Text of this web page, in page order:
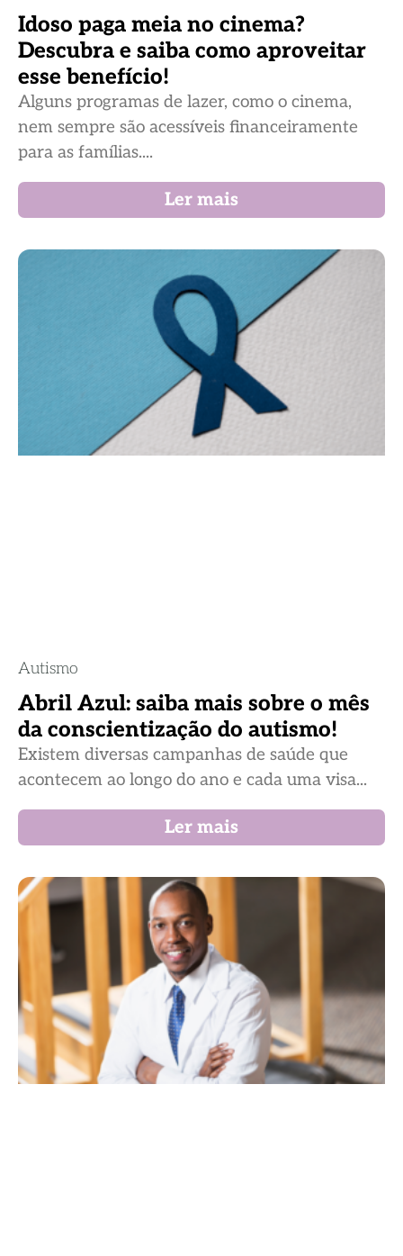
Idoso paga meia no cinema?
Descubra e saiba como aproveitar
esse benefício!
Alguns programas de lazer, como o cinema,
nem sempre são acessíveis financeiramente
para as famílias....
Ler mais
Autismo
Abril Azul: saiba mais sobre o mês
da conscientização do autismo!
Existem diversas campanhas de saúde que
acontecem ao longo do ano e cada uma visa...
Ler mais